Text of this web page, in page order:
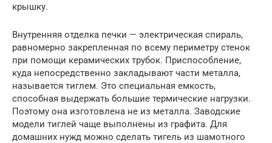
крышку.
Внутренняя отделка печки — электрическая спираль,
равномерно закрепленная по всему периметру стенок
при помощи керамических трубок. Приспособление,
куда непосредственно закладывают части металла,
называется тиглем. Это специальная емкость,
способная выдержать большие термические нагрузки.
Поэтому она изготовлена не из металла. Заводские
модели тиглей чаще выполнены из графита. Для
домашних нужд можно сделать тигель из шамотного